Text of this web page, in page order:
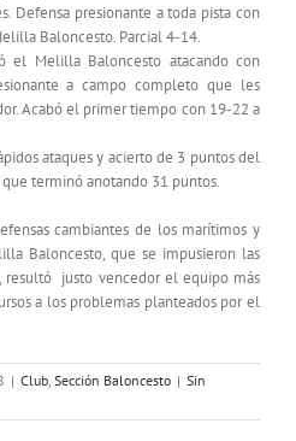
Defensa presionante a toda pista con
Baloncesto. Parcial 4-14.
el Melilla Baloncesto atacando con
a campo completo que les
Acabó el primer tiempo con 19-22 a
ataques y acierto de 3 puntos del
terminó anotando 31 puntos.
cambiantes de los marítimos y
Baloncesto, que se impusieron las
resultó justo vencedor el equipo más
a los problemas planteados por el
| Club, Sección Baloncesto | Sin